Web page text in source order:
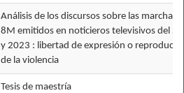
Análisis de los discursos sobre las marchas
8M emitidos en noticieros televisivos del
y 2023 : libertad de expresión o
de la violencia
Tesis de maestría